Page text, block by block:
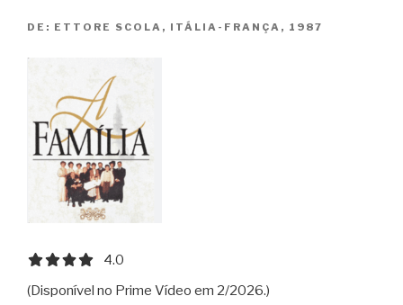
DE: ETTORE SCOLA, ITÁLIA-FRANÇA, 1987
4.0 out of 5.0 stars
4.0
(Disponível no Prime Vídeo em 2/2026.)